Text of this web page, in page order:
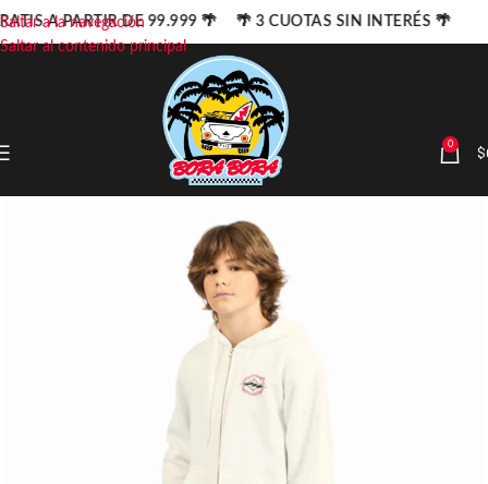
Saltar a la navegación
Saltar al contenido principal
0 $
A PARTIR DE 99.999 🌴 🌴 3 CUOTAS SIN INTERÉS 🌴